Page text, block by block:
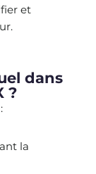
et
dans
?
la